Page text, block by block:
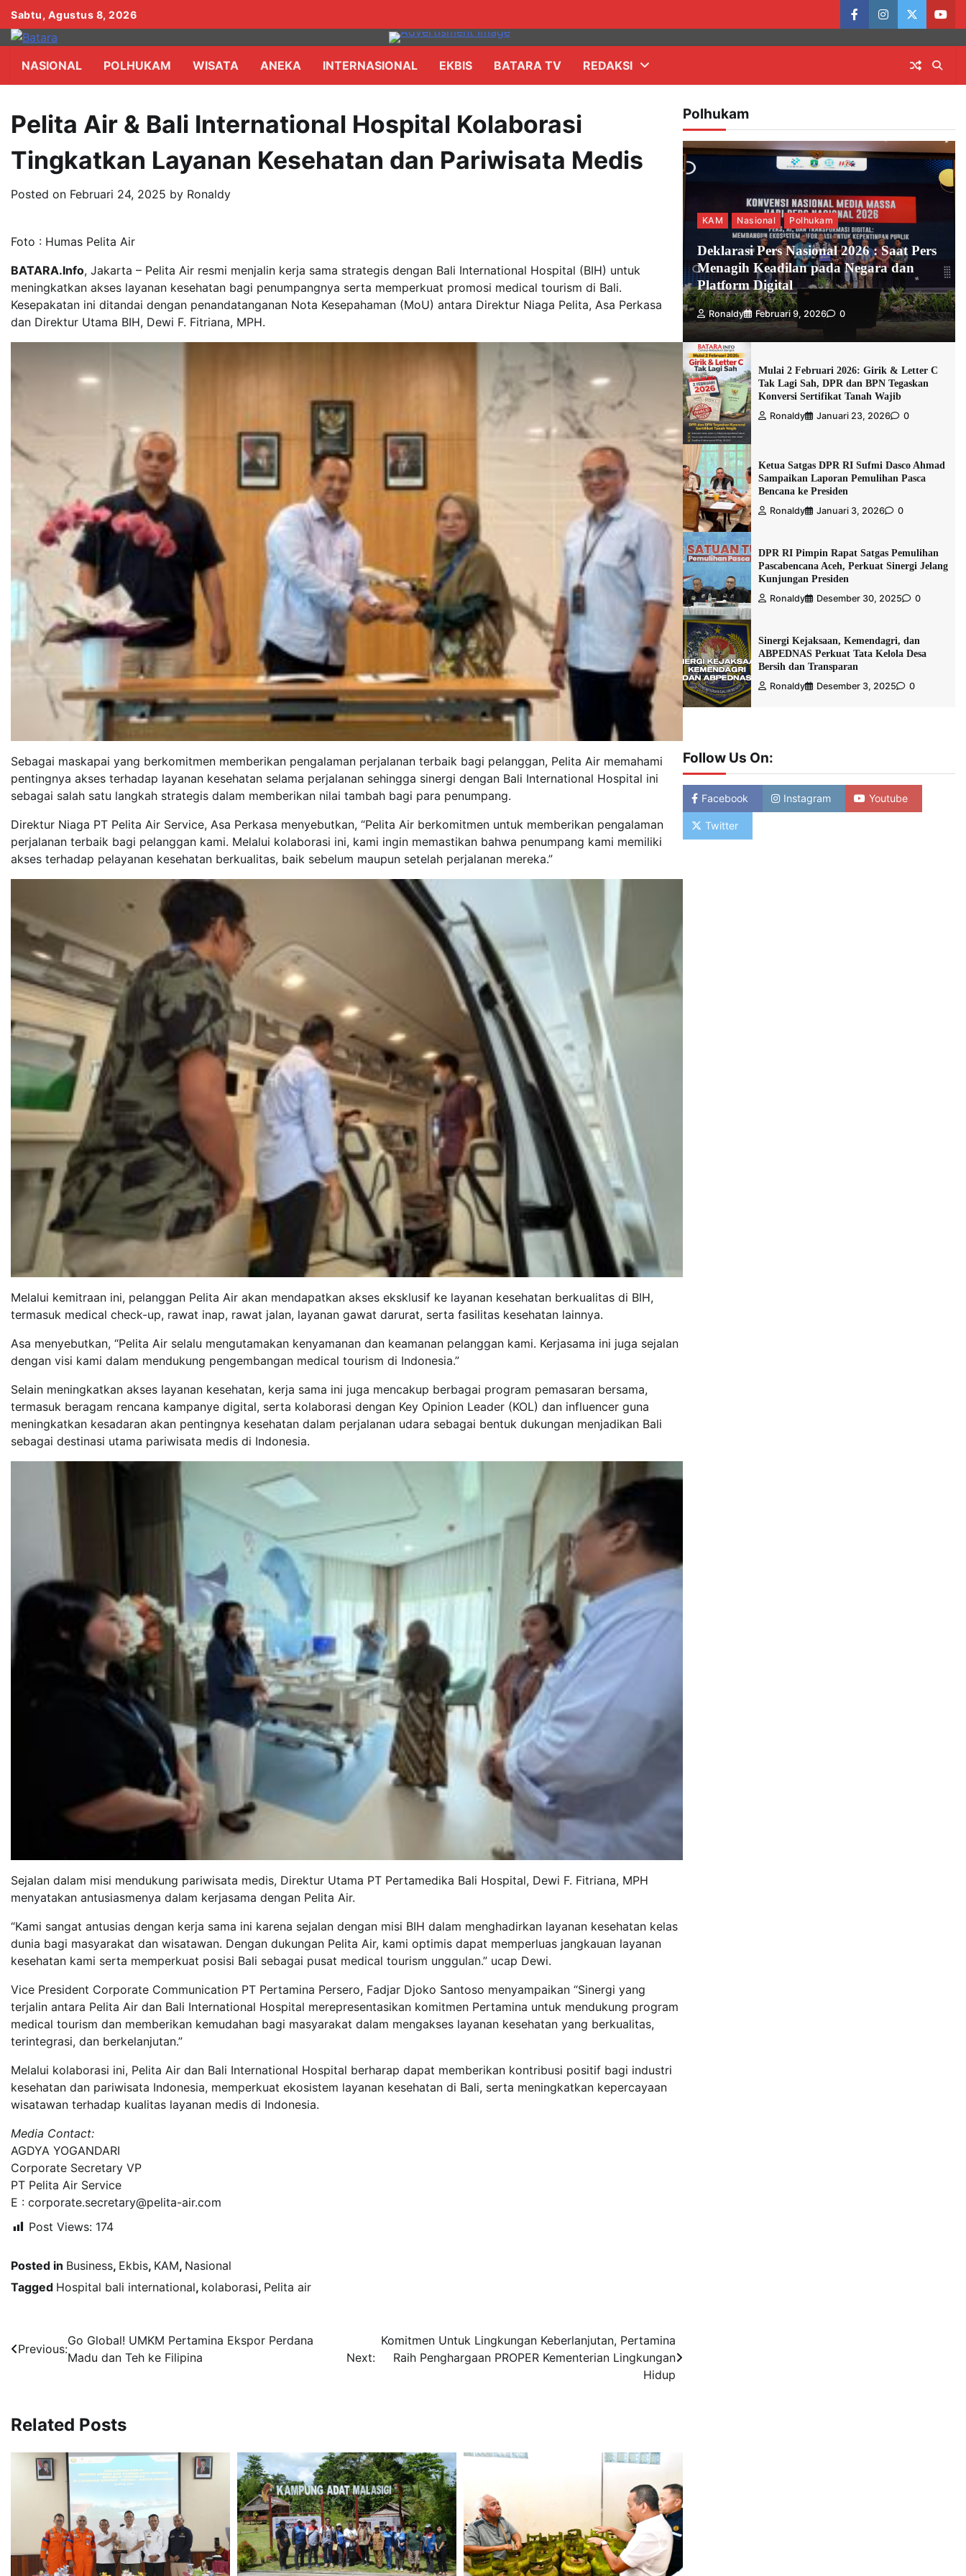
Skip
to
content
Sabtu, Agustus 8, 2026
facebookinstagram
twitter
NASIONAL POLHUKAM WISATA ANEKA INTERNASIONAL EKBIS BATARA TV REDAKSI
Pelita Air & Bali International Hospital Kolaborasi
Tingkatkan Layanan Kesehatan dan Pariwisata Medis
Posted on Februari 24, 2025 by Ronaldy
Foto : Humas Pelita Air
BATARA.Info, Jakarta – Pelita Air resmi menjalin kerja sama strategis dengan Bali International Hospital (BIH) untuk
meningkatkan akses layanan kesehatan bagi penumpangnya serta memperkuat promosi medical tourism di Bali.
Kesepakatan ini ditandai dengan penandatanganan Nota Kesepahaman (MoU) antara Direktur Niaga Pelita, Asa Perkasa
dan Direktur Utama BIH, Dewi F. Fitriana, MPH.
Sebagai maskapai yang berkomitmen memberikan pengalaman perjalanan terbaik bagi pelanggan, Pelita Air memahami
pentingnya akses terhadap layanan kesehatan selama perjalanan sehingga sinergi dengan Bali International Hospital ini
sebagai salah satu langkah strategis dalam memberikan nilai tambah bagi para penumpang.
Direktur Niaga PT Pelita Air Service, Asa Perkasa menyebutkan, “Pelita Air berkomitmen untuk memberikan pengalaman
perjalanan terbaik bagi pelanggan kami. Melalui kolaborasi ini, kami ingin memastikan bahwa penumpang kami memiliki
akses terhadap pelayanan kesehatan berkualitas, baik sebelum maupun setelah perjalanan mereka.”
Melalui kemitraan ini, pelanggan Pelita Air akan mendapatkan akses eksklusif ke layanan kesehatan berkualitas di BIH,
termasuk medical check-up, rawat inap, rawat jalan, layanan gawat darurat, serta fasilitas kesehatan lainnya.
Asa menyebutkan, “Pelita Air selalu mengutamakan kenyamanan dan keamanan pelanggan kami. Kerjasama ini juga sejalan
dengan visi kami dalam mendukung pengembangan medical tourism di Indonesia.”
Selain meningkatkan akses layanan kesehatan, kerja sama ini juga mencakup berbagai program pemasaran bersama,
termasuk beragam rencana kampanye digital, serta kolaborasi dengan Key Opinion Leader (KOL) dan influencer guna
meningkatkan kesadaran akan pentingnya kesehatan dalam perjalanan udara sebagai bentuk dukungan menjadikan Bali
sebagai destinasi utama pariwisata medis di Indonesia.
Sejalan dalam misi mendukung pariwisata medis, Direktur Utama PT Pertamedika Bali Hospital, Dewi F. Fitriana, MPH
menyatakan antusiasmenya dalam kerjasama dengan Pelita Air.
“Kami sangat antusias dengan kerja sama ini karena sejalan dengan misi BIH dalam menghadirkan layanan kesehatan kelas
dunia bagi masyarakat dan wisatawan. Dengan dukungan Pelita Air, kami optimis dapat memperluas jangkauan layanan
kesehatan kami serta memperkuat posisi Bali sebagai pusat medical tourism unggulan.” ucap Dewi.
Vice President Corporate Communication PT Pertamina Persero, Fadjar Djoko Santoso menyampaikan “Sinergi yang
terjalin antara Pelita Air dan Bali International Hospital merepresentasikan komitmen Pertamina untuk mendukung program
medical tourism dan memberikan kemudahan bagi masyarakat dalam mengakses layanan kesehatan yang berkualitas,
terintegrasi, dan berkelanjutan.”
Melalui kolaborasi ini, Pelita Air dan Bali International Hospital berharap dapat memberikan kontribusi positif bagi industri
kesehatan dan pariwisata Indonesia, memperkuat ekosistem layanan kesehatan di Bali, serta meningkatkan kepercayaan
wisatawan terhadap kualitas layanan medis di Indonesia.
Media Contact:
AGDYA YOGANDARI
Corporate Secretary VP
PT Pelita Air Service
E : corporate.secretary@pelita-air.com
Post Views: 174
Posted in Business, Ekbis, KAM, Nasional
Tagged Hospital bali international, kolaborasi, Pelita air
Navigasi
Previous:
Go Global! UMKM Pertamina Ekspor Perdana
Madu dan Teh ke Filipina
Next:
Komitmen Untuk Lingkungan Keberlanjutan, Pertamina
Raih Penghargaan PROPER Kementerian Lingkungan
Hidup
Related Posts
Polhukam
KAM Nasional Polhukam
Deklarasi Pers Nasional 2026 : Saat Pers
Menagih Keadilan pada Negara dan
Platform Digital
Ronaldy Februari 9, 2026 0
Mulai 2 Februari 2026: Girik & Letter C
Tak Lagi Sah, DPR dan BPN Tegaskan
Konversi Sertifikat Tanah Wajib
Ronaldy Januari 23, 2026 0
Ketua Satgas DPR RI Sufmi Dasco Ahmad
Sampaikan Laporan Pemulihan Pasca
Bencana ke Presiden
Ronaldy Januari 3, 2026 0
DPR RI Pimpin Rapat Satgas Pemulihan
Pascabencana Aceh, Perkuat Sinergi Jelang
Kunjungan Presiden
Ronaldy Desember 30, 2025 0
Sinergi Kejaksaan, Kemendagri, dan
ABPEDNAS Perkuat Tata Kelola Desa
Bersih dan Transparan
Ronaldy Desember 3, 2025 0
Follow Us On:
Facebook Instagram Youtube
Twitter